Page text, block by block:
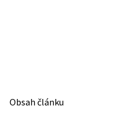
Obsah článku